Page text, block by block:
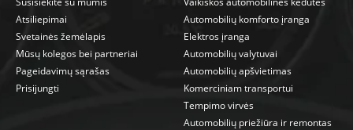
Atsiliepimai
Svetainės žemėlapis
Mūsų kolegos bei partneriai
Pageidavimų sąrašas
Prisijungti
Automobilių komforto įranga
Elektros įranga
Automobilių valytuvai
Automobilių apšvietimas
Komerciniam transportui
Tempimo virvės
Automobilių priežiūra ir remontas